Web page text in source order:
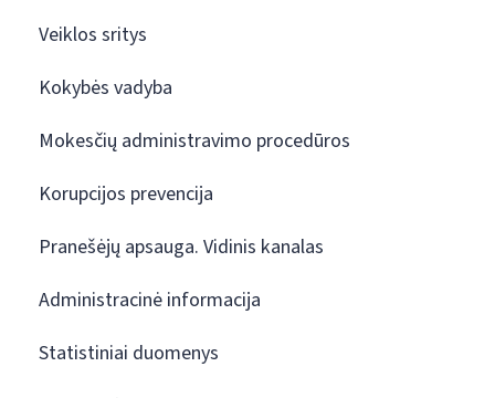
Veiklos sritys
Kokybės vadyba
Mokesčių administravimo procedūros
Korupcijos prevencija
Pranešėjų apsauga. Vidinis kanalas
Administracinė informacija
Statistiniai duomenys